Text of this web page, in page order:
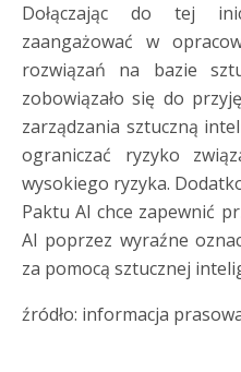
Dołączając do tej
zaangażować w
rozwiązań na bazie
zobowiązało się do
zarządzania sztuczną
ograniczać ryzyko
wysokiego ryzyka.
Paktu AI chce zapewnić
AI poprzez wyraźne
za pomocą sztucznej
źródło: informacja